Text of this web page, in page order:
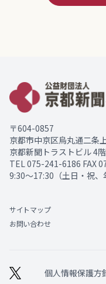
〒604-0857
京都市中京区烏丸通二条
京都新聞トラストビル 4階
TEL075-241-6186 FAX
9:30～17:30（土日・祝、
サイトマップ
お問い合わせ
個人情報保護方